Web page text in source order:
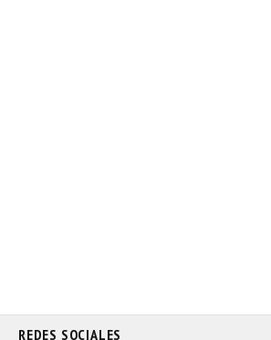
REDES SOCIALES